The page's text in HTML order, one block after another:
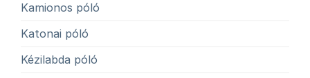
Kamionos póló
Katonai póló
Kézilabda póló